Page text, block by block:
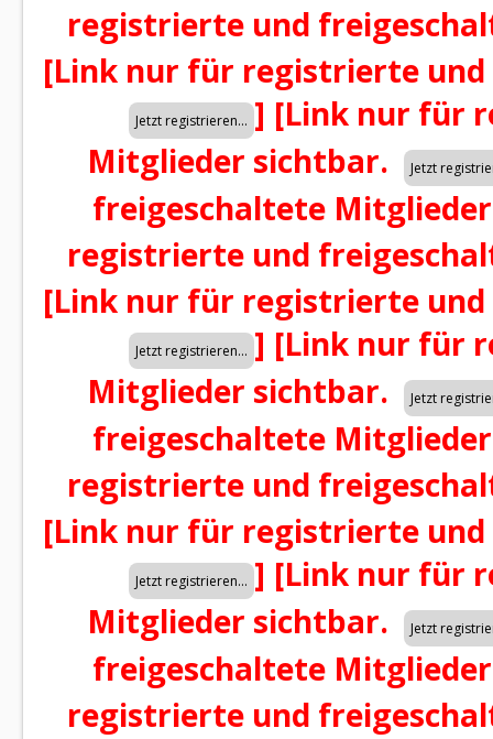
registrierte und
[Link nur für registrierte
] [Link nur für
Mitglieder sichtbar.
freigeschaltete
registrierte und
[Link nur für registrierte
] [Link nur für
Mitglieder sichtbar.
freigeschaltete
registrierte und
[Link nur für registrierte
] [Link nur für
Mitglieder sichtbar.
freigeschaltete
registrierte und